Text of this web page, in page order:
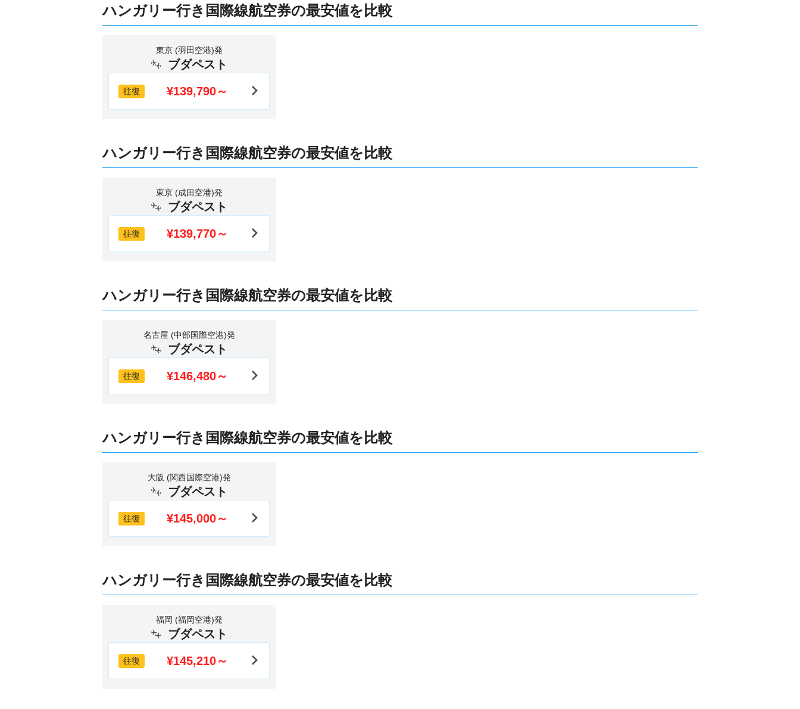
ハンガリー行き国際線航空券の最安値を比較
東京 (羽田空港)発
ブダペスト
往復 ¥139,790～
ハンガリー行き国際線航空券の最安値を比較
東京 (成田空港)発
ブダペスト
往復 ¥139,770～
ハンガリー行き国際線航空券の最安値を比較
名古屋 (中部国際空港)発
ブダペスト
往復 ¥146,480～
ハンガリー行き国際線航空券の最安値を比較
大阪 (関西国際空港)発
ブダペスト
往復 ¥145,000～
ハンガリー行き国際線航空券の最安値を比較
福岡 (福岡空港)発
ブダペスト
往復 ¥145,210～